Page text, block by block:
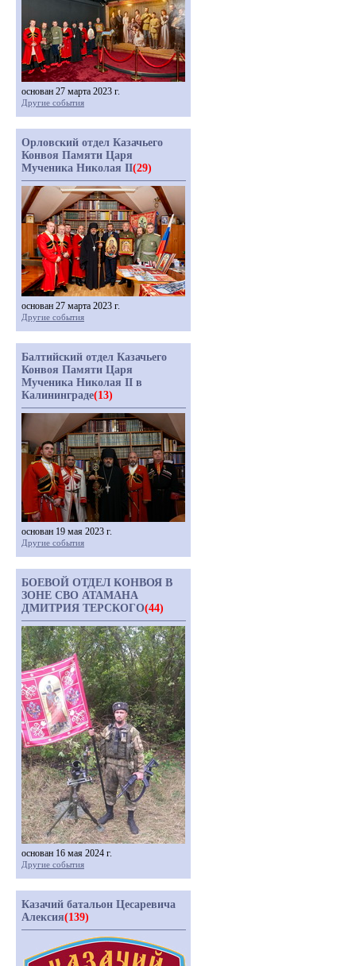
основан 27 марта 2023 г.
Другие события
Орловский отдел Казачьего
Конвоя Памяти Царя
Мученика Николая II(29)
основан 27 марта 2023 г.
Другие события
Балтийский отдел Казачьего
Конвоя Памяти Царя
Мученика Николая II в
Калининграде(13)
основан 19 мая 2023 г.
Другие события
БОЕВОЙ ОТДЕЛ КОНВОЯ В
ЗОНЕ СВО АТАМАНА
ДМИТРИЯ ТЕРСКОГО(44)
основан 16 мая 2024 г.
Другие события
Казачий батальон Цесаревича
Алексия(139)